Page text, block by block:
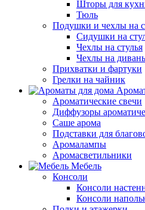
Шторы для
Тюль
Подушки и чехлы на
Сидушки на
Чехлы на стулья
Чехлы на
Прихватки и фартуки
Грелки на чайник
Ароматические свечи
Диффузоры
Саше арома
Подставки для
Аромалампы
Аромасветильники
Мебель
Консоли
Консоли
Консоли